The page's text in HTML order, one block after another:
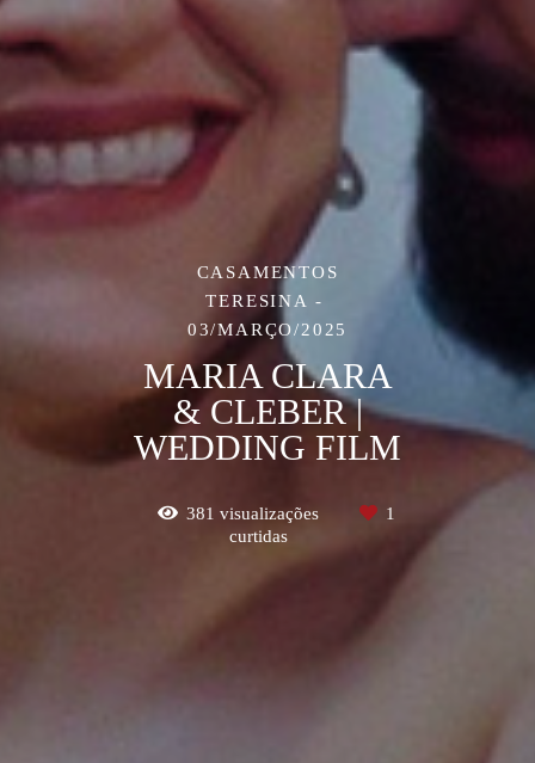
CASAMENTOS
TERESINA
03/MARÇO/2025
MARIA CLARA
& CLEBER |
WEDDING FILM
381 visualizações
1
curtidas